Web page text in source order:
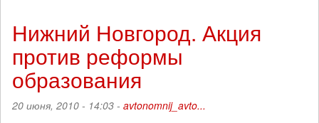
уничтожения
бесплатного
образования
и
медицины
Нижний Новгород. Акция
против реформы
образования
20 июня, 2010 - 14:03 - avtonomnij_avto...